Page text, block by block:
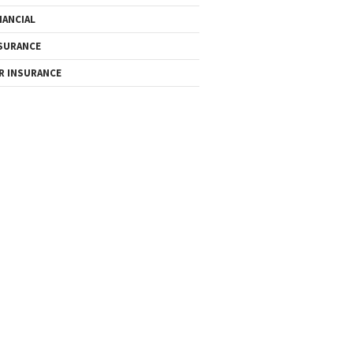
INSURANCE